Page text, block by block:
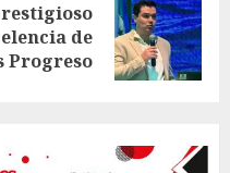
de
Progreso